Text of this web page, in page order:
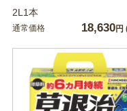
2L1本
通常価格 18,630円